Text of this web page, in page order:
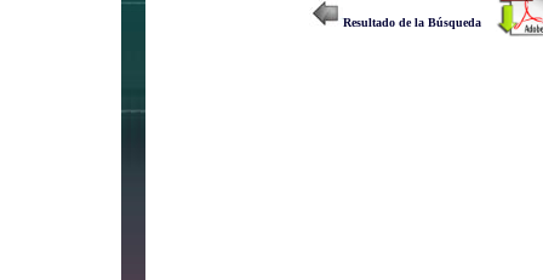
Resultado de la Búsqueda